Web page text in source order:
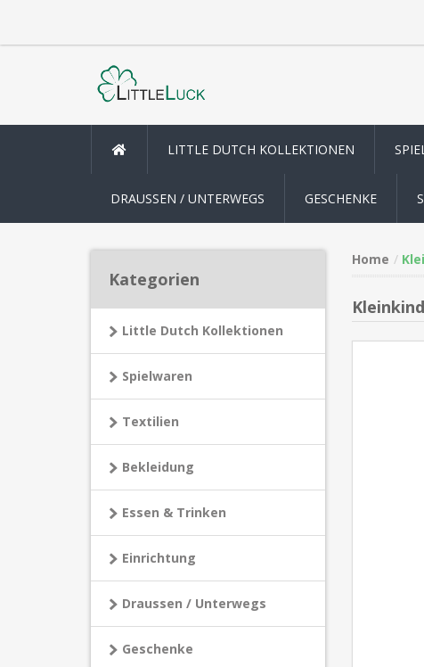
LITTLE DUTCH KOLLEKTIONEN
DRAUSSEN / UNTERWEGS GESCHENKE
Kategorien
Little Dutch Kollektionen
Spielwaren
Textilien
Bekleidung
Essen & Trinken
Einrichtung
Draussen / Unterwegs
Geschenke
Home